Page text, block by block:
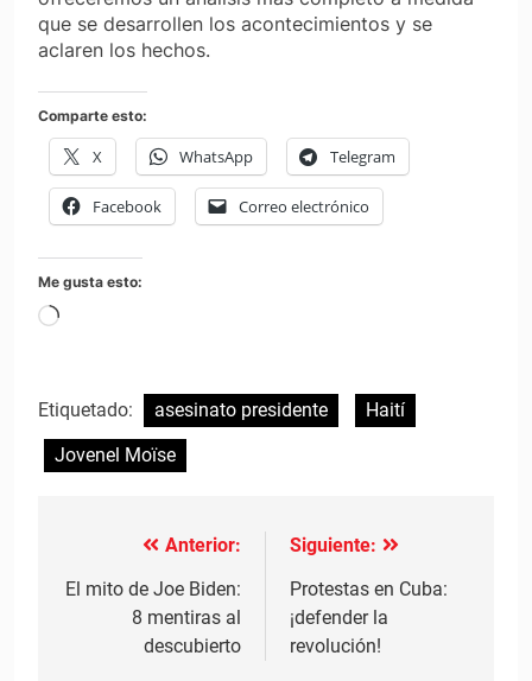
que se desarrollen los acontecimientos y se
aclaren los hechos.
Comparte esto:
X WhatsApp Telegram
Facebook Correo electrónico
Me gusta esto:
Cargando...
Etiquetado: asesinato presidente
Haití
Jovenel Moïse
Navegación
de
entradas
Anterior:
El mito de Joe Biden:
8 mentiras al
descubierto
Siguiente:
Protestas en Cuba:
¡defender la
revolución!